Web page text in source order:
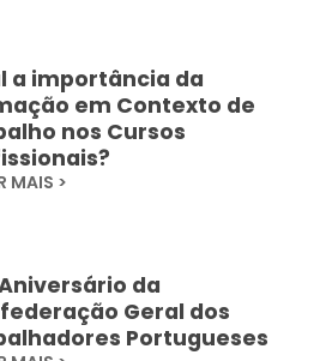
a importância da
em Contexto de
nos Cursos
MAIS >
da
Geral dos
Portugueses